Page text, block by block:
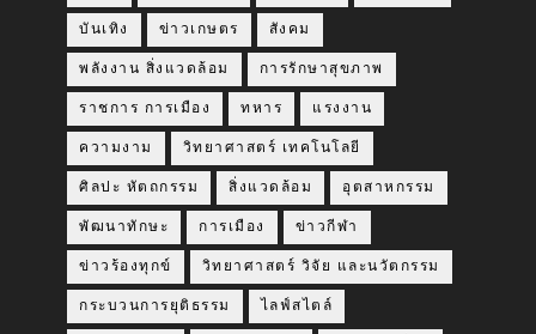
บันเทิง ข่าวเกษตร สังคม
พลังงาน สิ่งแวดล้อม การรักษาสุขภาพ
ราชการ การเมือง ทหาร แรงงาน
ความงาม วิทยาศาสตร์ เทคโนโลยี
ศิลปะ หัตถกรรม สิ่งแวดล้อม อุตสาหกรรม
พัฒนาทักษะ การเมือง ข่าวกีฬา
ข่าวร้องทุกข์ วิทยาศาสตร์ วิจัย และนวัตกรรม
กระบวนการยุติธรรม ไลฟ์สไตล์